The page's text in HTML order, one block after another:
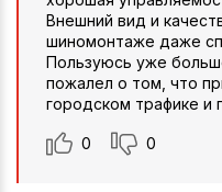
Внешний вид и
шиномонтаже даже
Пользуюсь уже
пожалел о том, что
городском трафике и
0 0